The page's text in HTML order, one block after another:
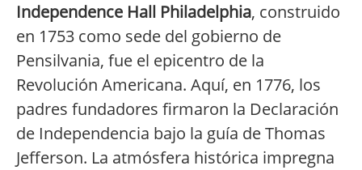
Independence Hall Philadelphia, construido
en 1753 como sede del gobierno de
Pensilvania, fue el epicentro de la
Revolución Americana. Aquí, en 1776, los
padres fundadores firmaron la Declaración
de Independencia bajo la guía de Thomas
Jefferson. La atmósfera histórica impregna